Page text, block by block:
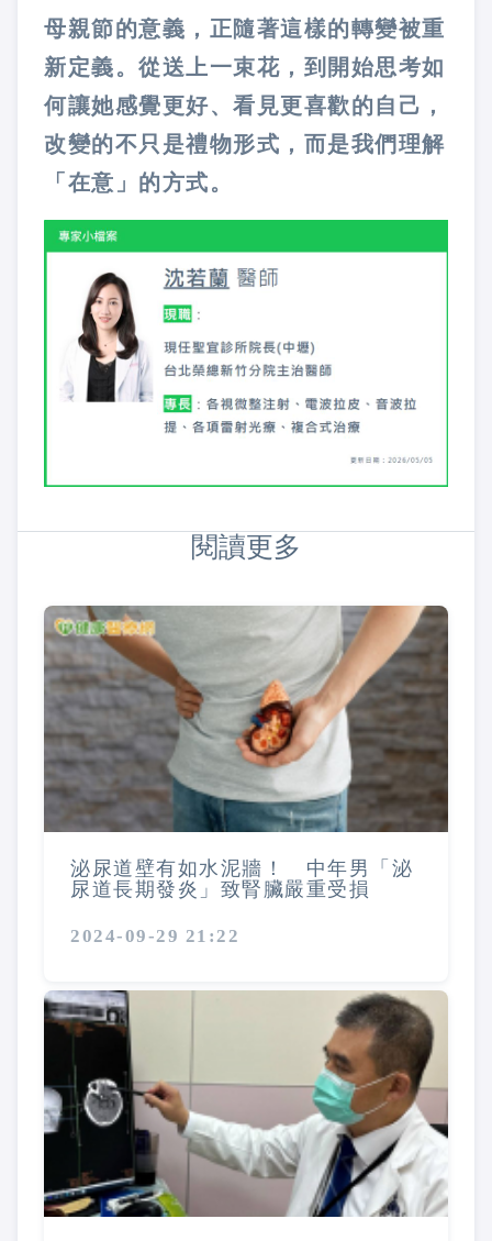
母親節的意義，正隨著這樣的轉變被重
新定義。從送上一束花，到開始思考如
何讓她感覺更好、看見更喜歡的自己，
改變的不只是禮物形式，而是我們理解
「在意」的方式。
閱讀更多
泌尿道壁有如水泥牆！ 中年男「泌
尿道長期發炎」致腎臟嚴重受損
2024-09-29 21:22